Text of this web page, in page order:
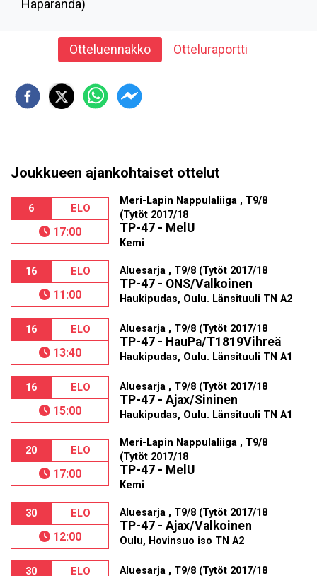
Haparanda)
Otteluennakko Otteluraportti
Joukkueen ajankohtaiset ottelut
6 ELO
17:00
Meri-Lapin Nappulaliiga , T9/8
(Tytöt 2017/18
TP-47 - MelU
Kemi
16 ELO
11:00
Aluesarja , T9/8 (Tytöt 2017/18
TP-47 - ONS/Valkoinen
Haukipudas, Oulu. Länsituuli TN A2
16 ELO
13:40
Aluesarja , T9/8 (Tytöt 2017/18
TP-47 - HauPa/T1819Vihreä
Haukipudas, Oulu. Länsituuli TN A1
16 ELO
15:00
Aluesarja , T9/8 (Tytöt 2017/18
TP-47 - Ajax/Sininen
Haukipudas, Oulu. Länsituuli TN A1
20 ELO
17:00
Meri-Lapin Nappulaliiga , T9/8
(Tytöt 2017/18
TP-47 - MelU
Kemi
30 ELO
12:00
Aluesarja , T9/8 (Tytöt 2017/18
TP-47 - Ajax/Valkoinen
Oulu, Hovinsuo iso TN A2
30 ELO Aluesarja , T9/8 (Tytöt 2017/18